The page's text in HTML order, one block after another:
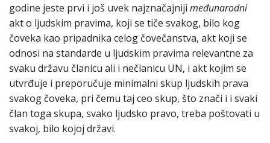
godine jeste prvi i još uvek najznačajniji međunarodni
akt o ljudskim pravima, koji se tiče svakog, bilo kog
čoveka kao pripadnika celog čovečanstva, akt koji se
odnosi na standarde u ljudskim pravima relevantne za
svaku državu članicu ali i nečlanicu UN, i akt kojim se
utvrđuje i preporučuje minimalni skup ljudskih prava
svakog čoveka, pri čemu taj ceo skup, što znači i i svaki
član toga skupa, svako ljudsko pravo, treba poštovati u
svakoj, bilo kojoj državi.